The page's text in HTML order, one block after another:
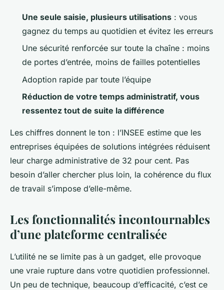
Une seule saisie, plusieurs utilisations : vous
gagnez du temps au quotidien et évitez les erreurs
Une sécurité renforcée sur toute la chaîne : moins
de portes d’entrée, moins de failles potentielles
Adoption rapide par toute l’équipe
Réduction de votre temps administratif, vous
ressentez tout de suite la différence
Les chiffres donnent le ton : l’INSEE estime que les
entreprises équipées de solutions intégrées réduisent
leur charge administrative de 32 pour cent. Pas
besoin d’aller chercher plus loin, la cohérence du flux
de travail s’impose d’elle-même.
Les fonctionnalités incontournables
d’une plateforme centralisée
L’utilité ne se limite pas à un gadget, elle provoque
une vraie rupture dans votre quotidien professionnel.
Un peu de technique, beaucoup d’efficacité, c’est ce